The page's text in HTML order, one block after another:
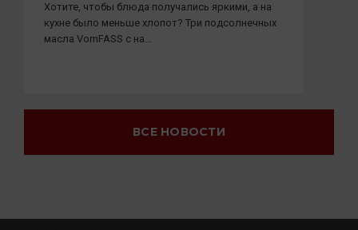
Хотите, чтобы блюда получались яркими, а на
кухне было меньше хлопот? Три подсолнечных
масла VomFASS с на...
ВСЕ НОВОСТИ